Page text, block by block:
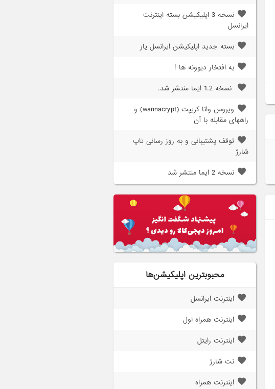
نسخه 3 اپلیکیشن بسته اینترنت
ایرانسل
بسته جدید اپلیکیشن ایرانسل یار
به افتخار دیوونه ها !
نسخه 1.2 ایما منتشر شد.
ویروس وانا کریپت (wannacrypt) و
راههای مقابله با آن
توقف پشتیبانی و به روز رسانی تاپ
شارژ
نسخه 2 ایما منتشر شد
محبوبترین اپلیکیشن‌ها
اینترنت ایرانسل
اینترنت همراه اول
اینترنت رایتل
نت شارژ
اینترنت همراه